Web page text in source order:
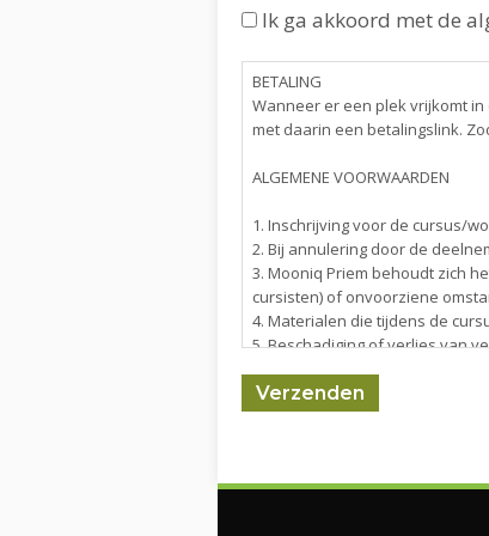
Ik ga akkoord met de
BETALING
Wanneer er een plek vrijkomt
met daarin een betalingslink.
ALGEMENE VOORWAARDEN
1. Inschrijving voor de cursus/
2. Bij annulering door de
3. Mooniq Priem behoudt zich
cursisten) of onvoorziene
4. Materialen die tijdens de
5. Beschadiging of verlies van
weersomstandigheden, ziekte,
8. Het lesmateriaal en de
RESTITUTIEBELEID